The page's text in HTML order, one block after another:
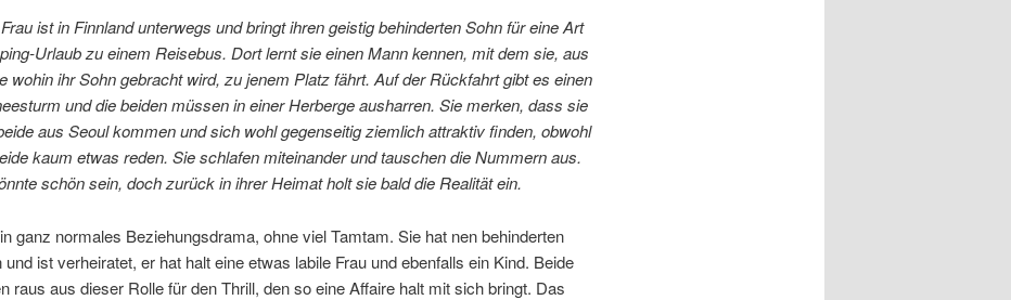
ist in Finnland unterwegs und bringt ihren geistig behinderten Sohn für eine Art
Urlaub zu einem Reisebus. Dort lernt sie einen Mann kennen, mit dem sie, aus
wohin ihr Sohn gebracht wird, zu jenem Platz fährt. Auf der Rückfahrt gibt es einen
und die beiden müssen in einer Herberge ausharren. Sie merken, dass sie
aus Seoul kommen und sich wohl gegenseitig ziemlich attraktiv finden, obwohl
kaum etwas reden. Sie schlafen miteinander und tauschen die Nummern aus.
schön sein, doch zurück in ihrer Heimat holt sie bald die Realität ein.
ganz normales Beziehungsdrama, ohne viel Tamtam. Sie hat nen behinderten
und ist verheiratet, er hat halt eine etwas labile Frau und ebenfalls ein Kind. Beide
raus aus dieser Rolle für den Thrill, den so eine Affaire halt mit sich bringt. Das